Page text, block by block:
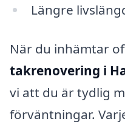
Längre
När du inhämtar
takrenovering i
vi att du är tydlig
förväntningar.